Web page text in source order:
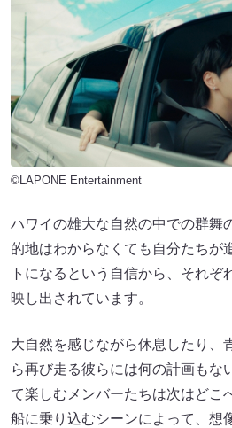
©LAPONE Entertainment
ハワイの雄大な自然の中での群舞
的地はわからなくても自分たちが
トになるという自信から、それぞ
映し出されています。
大自然を感じながら休息したり、
ら再び走る彼らには何の計画もな
て楽しむメンバーたちは次はど
船に乗り込むシーンによって、想